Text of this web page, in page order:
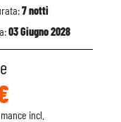
7 notti
03 Giugno 2028
incl.